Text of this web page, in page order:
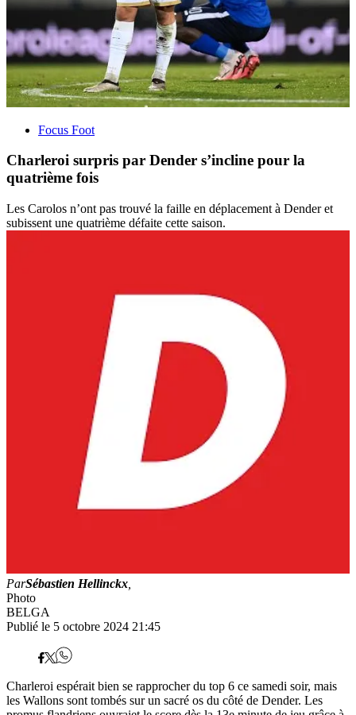
Focus Foot
Charleroi surpris par Dender s’incline pour la
quatrième fois
Les Carolos n’ont pas trouvé la faille en déplacement à Dender et
subissent une quatrième défaite cette saison.
ParSébastien Hellinckx
Photo
BELGA
Publié le 5 octobre 2024 21:45
Charleroi espérait bien se rapprocher du top 6 ce samedi soir, mais
les Wallons sont tombés sur un sacré os du côté de Dender. Les